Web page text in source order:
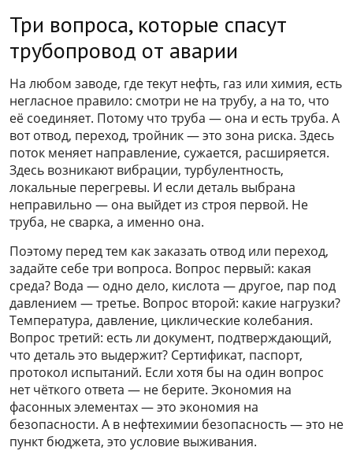
Три вопроса, которые спасут
трубопровод от аварии
На любом заводе, где текут нефть, газ или химия, есть
негласное правило: смотри не на трубу, а на то, что
её соединяет. Потому что труба — она и есть труба. А
вот отвод, переход, тройник — это зона риска. Здесь
поток меняет направление, сужается, расширяется.
Здесь возникают вибрации, турбулентность,
локальные перегревы. И если деталь выбрана
неправильно — она выйдет из строя первой. Не
труба, не сварка, а именно она.
Поэтому перед тем как заказать отвод или переход,
задайте себе три вопроса. Вопрос первый: какая
среда? Вода — одно дело, кислота — другое, пар под
давлением — третье. Вопрос второй: какие нагрузки?
Температура, давление, циклические колебания.
Вопрос третий: есть ли документ, подтверждающий,
что деталь это выдержит? Сертификат, паспорт,
протокол испытаний. Если хотя бы на один вопрос
нет чёткого ответа — не берите. Экономия на
фасонных элементах — это экономия на
безопасности. А в нефтехимии безопасность — это не
пункт бюджета, это условие выживания.